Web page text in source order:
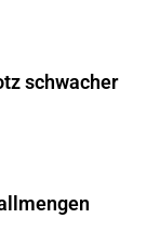
schwacher